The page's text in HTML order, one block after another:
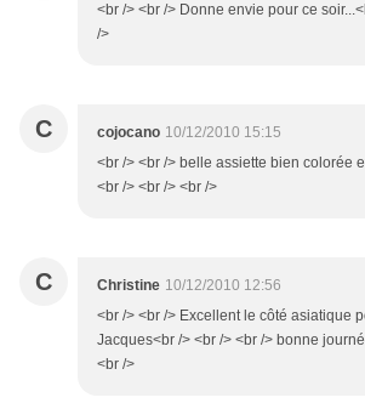
<br /> <br /> Donne envie pour ce
/>
C cojocano 10/12/2010 15:15
<br /> <br /> belle assiette bien colorée
<br /> <br /> <br />
C Christine 10/12/2010 12:56
<br /> <br /> Excellent le côté asiatique
Jacques<br /> <br /> <br /> bonne
<br />